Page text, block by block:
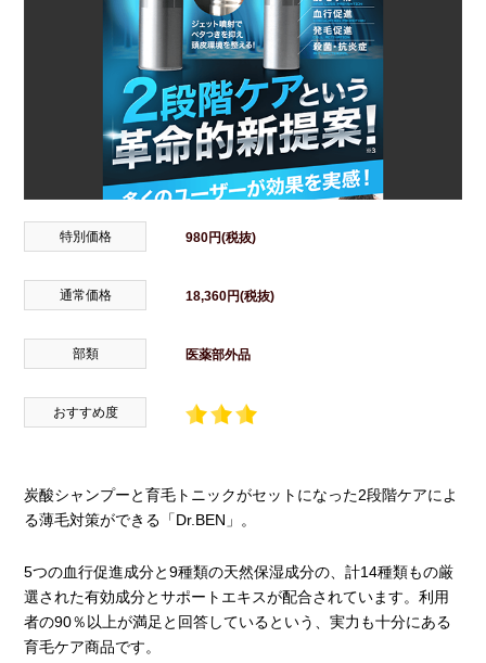
特別価格 980円(税抜)
通常価格 18,360円(税抜)
部類 医薬部外品
おすすめ度
炭酸シャンプーと育毛トニックがセットになった2段階ケアによ
る薄毛対策ができる「Dr.BEN」。
5つの血行促進成分と9種類の天然保湿成分の、計14種類もの厳
選された有効成分とサポートエキスが配合されています。利用
者の90％以上が満足と回答しているという、実力も十分にある
育毛ケア商品です。